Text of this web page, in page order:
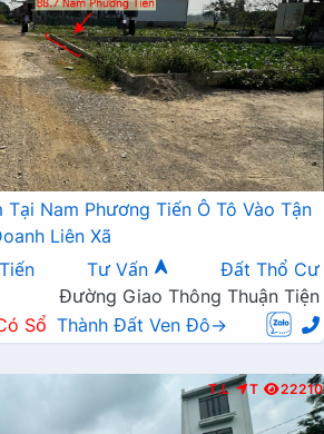
Nam Phương Tiến Ô Tô Vào Tận
Liên Xã
Tư Vấn
Đất Thổ Cư
Đường Giao Thông Thuận Tiện
Sổ Thành Đất Ven Đô→
T.L T 22210